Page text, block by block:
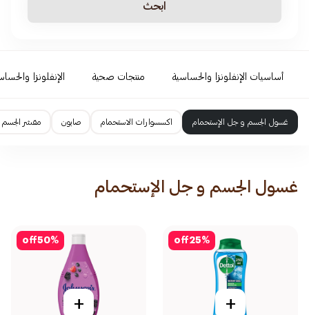
ابحث
أساسيات الإنفلونزا والحساسية منتجات صحية الإنفلونزا
غسول الجسم و جل الإستحمام اكسسوارات الاستحمام صابون مقشر الجسم
غسول الجسم و جل الإستحمام
25%
off
+
50%
off
+